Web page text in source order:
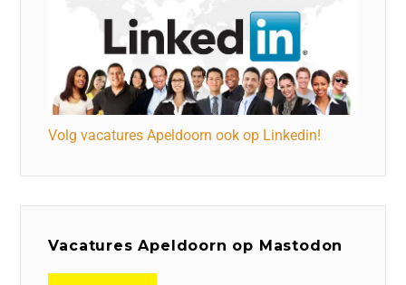
Volg vacatures Apeldoorn ook op Linkedin!
Vacatures Apeldoorn op Mastodon